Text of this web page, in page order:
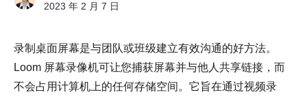
2023 年 2 月 7 日
录制桌面屏幕是与团队或班级建立有效沟通的好方法。
Loom 屏幕录像机可让您捕获屏幕并与他人共享链接，而
不会占用计算机上的任何存储空间。它旨在通过视频录